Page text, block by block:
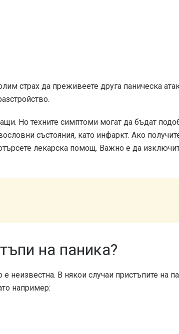
страх да преживеете друга паническа
Но техните симптоми могат да бъдат
състояния, като инфаркт. Ако
лекарска помощ. Важно е да
на паника?
е неизвестна. В някои случаи пристъпите на
например: